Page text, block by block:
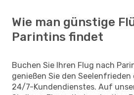
Wie man günstige
Parintins findet
Buchen Sie Ihren Flug nach
genießen Sie den Seelenfrieden
24/7-Kundendienstes. Auf